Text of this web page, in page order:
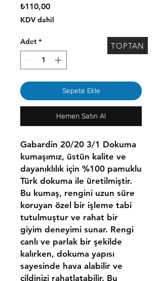
₺110,00Fiyat
KDV dahil
Adet *
Sepete Ekle
Hemen Satın Al
Gabardin 20/20 3/1 Dokuma
kumaşımız, üstün kalite ve
dayanıklılık için %100 pamuklu
Türk dokuma ile üretilmiştir.
Bu kumaş, rengini uzun süre
koruyan özel bir işleme tabi
tutulmuştur ve rahat bir
giyim deneyimi sunar. Rengi
canlı ve parlak bir şekilde
kalırken, dokuma yapısı
sayesinde hava alabilir ve
cildinizi rahatlatabilir. Bu
TOPTAN